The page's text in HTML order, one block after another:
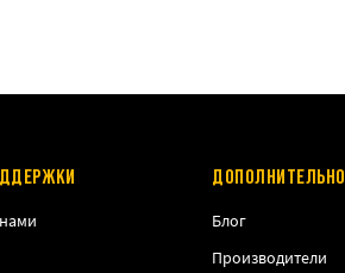
ДОПОЛНИТЕЛЬНО
Блог
Производители